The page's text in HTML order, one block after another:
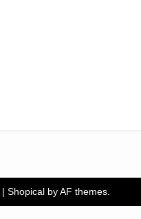
| Shopicalby AF themes.